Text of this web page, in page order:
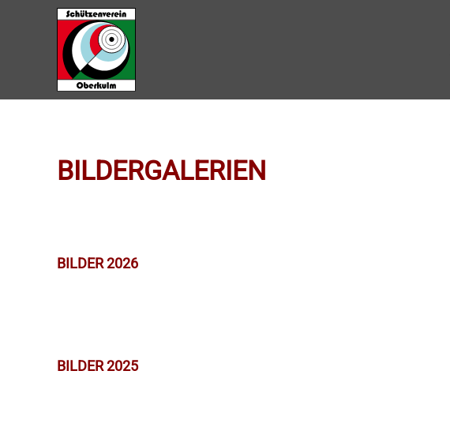
Zum Hauptinhalt springen
BILDERGALERIEN
BILDER 2026
BILDER 2025